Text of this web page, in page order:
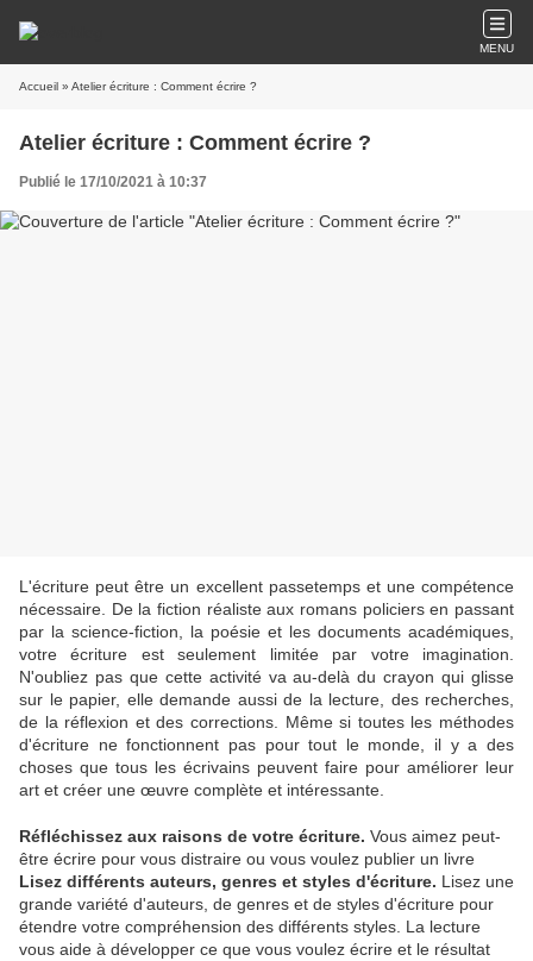
MENU
Accueil » Atelier écriture : Comment écrire ?
Atelier écriture : Comment écrire ?
Publié le 17/10/2021 à 10:37
L'écriture peut être un excellent passetemps et une compétence
nécessaire. De la fiction réaliste aux romans policiers en passant
par la science-fiction, la poésie et les documents académiques,
votre écriture est seulement limitée par votre imagination.
N'oubliez pas que cette activité va au-delà du crayon qui glisse
sur le papier, elle demande aussi de la lecture, des recherches,
de la réflexion et des corrections. Même si toutes les méthodes
d'écriture ne fonctionnent pas pour tout le monde, il y a des
choses que tous les écrivains peuvent faire pour améliorer leur
art et créer une œuvre complète et intéressante.
Réfléchissez aux raisons de votre écriture. Vous aimez peut-
être écrire pour vous distraire ou vous voulez publier un livre
Lisez différents auteurs, genres et styles d'écriture. Lisez une
grande variété d'auteurs, de genres et de styles d'écriture pour
étendre votre compréhension des différents styles. La lecture
vous aide à développer ce que vous voulez écrire et le résultat